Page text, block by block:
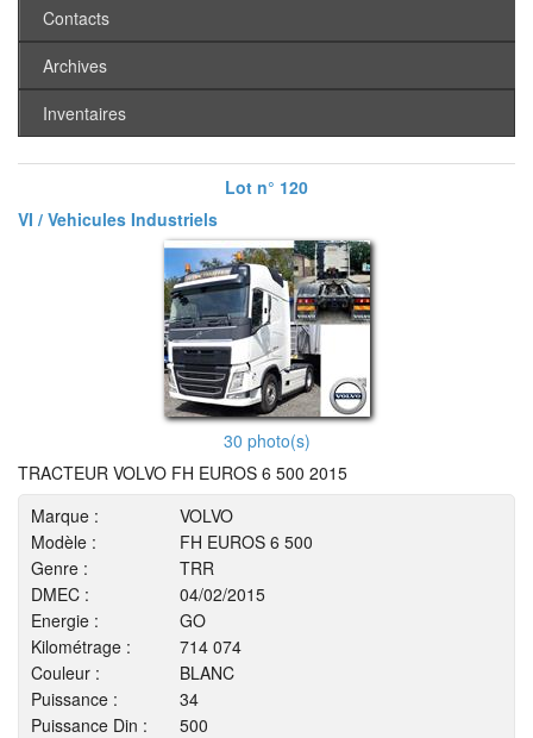
Contacts
Archives
Inventaires
Lot n° 120
VI / Vehicules Industriels
30 photo(s)
TRACTEUR VOLVO FH EUROS 6 500 2015
Marque :
VOLVO
Modèle :
FH EUROS 6 500
Genre :
TRR
DMEC :
04/02/2015
Energie :
GO
Kilométrage :
714 074
Couleur :
BLANC
Puissance :
34
Puissance Din :
500